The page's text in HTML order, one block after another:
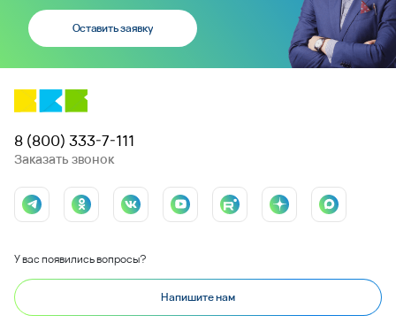
Оставить заявку
8 (800) 333-7-111
Заказать звонок
У вас появились вопросы?
Напишите нам